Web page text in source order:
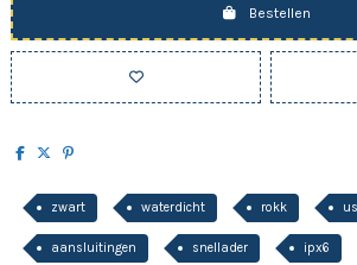
Bestellen
zwart waterdicht rokk
aansluitingen snellader ipx6